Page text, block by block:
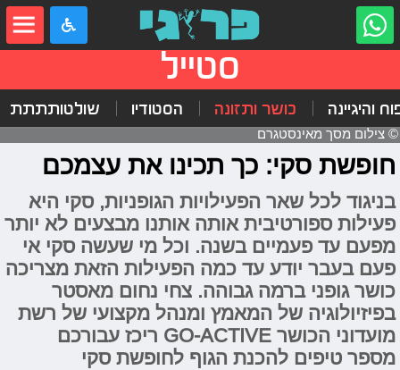
סטייל
והיגיינה כושר ותזונה הסטודיו שולטותתתת
© צילום מסך מאינסטגרם
חופשת סקי: כך תכינו את עצמכם
בניגוד לכל שאר הפעילויות הגופניות, סקי היא
פעילות ספורטיבית אותה אותנו מבצעים לא יותר
מפעם עד פעמיים בשנה. וכל מי שעשה סקי אי
פעם בעבר יודע עד כמה הפעילות הזאת מצריכה
כושר גופני ברמה גבוהה. צחי נחום מאסטר
בפיזיולוגיה של המאמץ ומנהל מקצועי של רשת
מועדוני הכושר GO-ACTIVE ריכז עבורכם
מספר טיפים להכנת הגוף לחופשת סקי